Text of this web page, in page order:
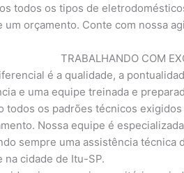
todos os tipos de
um orçamento. Conte com nossa
TRABALHANDO COM
é a qualidade, a
e uma equipe treinada e
todos os padrões técnicos
Nossa equipe é
sempre uma assistência técnica
na cidade de Itu-SP.